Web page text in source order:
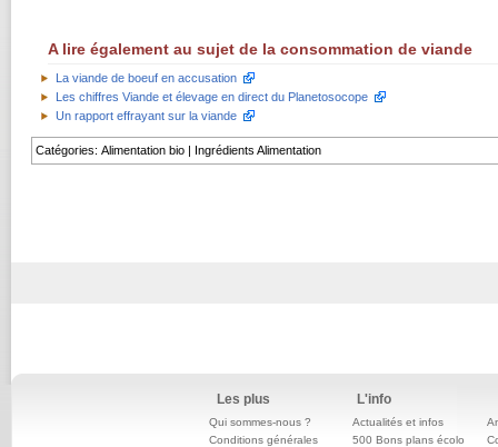
A lire également au sujet de la consommation de viande
La viande de boeuf en accusation
Les chiffres Viande et élevage en direct du Planetosocope
Un rapport effrayant sur la viande
Catégories:Alimentation bio Ingrédients Alimentation
Les plus
Qui sommes-nous ?
Conditions générales
L'info
Actualités et infos
500 Bons plans écolo